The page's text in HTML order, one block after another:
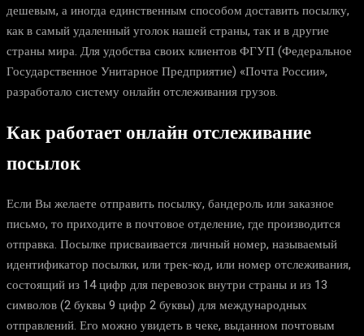
дешевым, а иногда единственным способом доставить посылку,
как в самый удаленный уголок нашей страны, так и в другие
страны мира. Для удобства своих клиентов ФГУП (Федеральное
Государственное Унитарное Предприятие) «Почта России»,
разработало систему онлайн отслеживания грузов.
Как работает онлайн отслеживание
посылок
Если Вы желаете отправить посылку, бандероль или заказное
письмо, то приходите в почтовое отделение, где производится
отправка. Посылке присваивается личный номер, называемый
идентификатор посылки, или трек-код, или номер отслеживания,
состоящий из 14 цифр для перевозок внутри страны и из 13
символов (2 буквы 9 цифр 2 буквы) для международных
отправлений. Его можно увидеть в чеке, выданном почтовым